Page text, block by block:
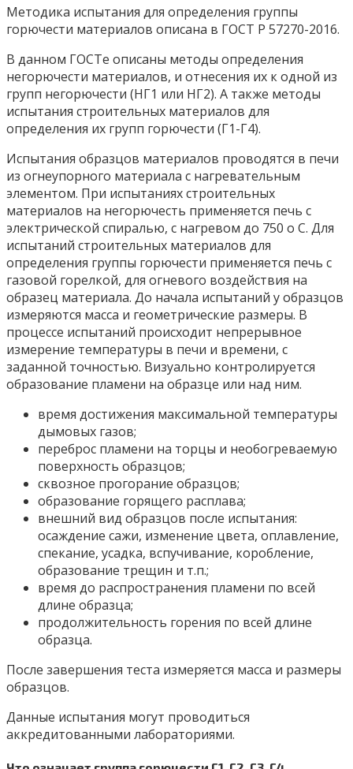
Методика испытания для определения группы
горючести материалов описана в ГОСТ Р 57270-2016.
В данном ГОСТе описаны методы определения
негорючести материалов, и отнесения их к одной из
групп негорючести (НГ1 или НГ2). А также методы
испытания строительных материалов для
определения их групп горючести (Г1-Г4).
Испытания образцов материалов проводятся в печи
из огнеупорного материала с нагревательным
элементом. При испытаниях строительных
материалов на негорючесть применяется печь с
электрической спиралью, с нагревом до 750 о С. Для
испытаний строительных материалов для
определения группы горючести применяется печь с
газовой горелкой, для огневого воздействия на
образец материала. До начала испытаний у образцов
измеряются масса и геометрические размеры. В
процессе испытаний происходит непрерывное
измерение температуры в печи и времени, с
заданной точностью. Визуально контролируется
образование пламени на образце или над ним.
время достижения максимальной температуры
дымовых газов;
переброс пламени на торцы и необогреваемую
поверхность образцов;
сквозное прогорание образцов;
образование горящего расплава;
внешний вид образцов после испытания:
осаждение сажи, изменение цвета, оплавление,
спекание, усадка, вспучивание, коробление,
образование трещин и т.п.;
время до распространения пламени по всей
длине образца;
продолжительность горения по всей длине
образца.
После завершения теста измеряется масса и размеры
образцов.
Данные испытания могут проводиться
аккредитованными лабораториями.